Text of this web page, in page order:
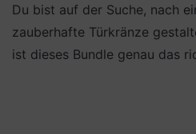
Du bist auf der Suche, nach
zauberhafte Türkränze
ist dieses Bundle genau das